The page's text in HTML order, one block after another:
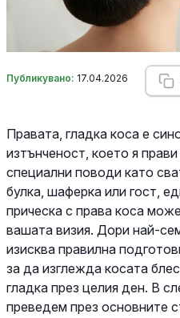
Публикувано: 17.04.2026
Правата, гладка коса е
изтънченост, което я
специални поводи като
булка, шаферка или гост,
прическа с права коса
вашата визия. Дори най-
изисква правилна
за да изглежда косата
гладка през целия ден. В
преведем през основните